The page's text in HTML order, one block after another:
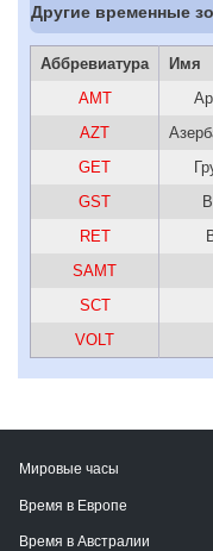
Другие временные
Аббревиатура
Имя
AMT
AZT
GET
GST
RET
SAMT
SCT
VOLT
Мировые часы
Время в Европе
Время в Австралии